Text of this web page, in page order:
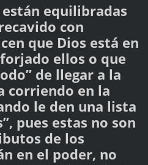
equilibradas
con
que Dios está en
ellos o que
de llegar a la
corriendo en la
le den una lista
pues estas no son
de los
en el poder, no